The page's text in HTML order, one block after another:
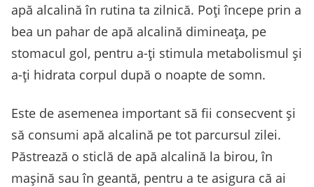
apă alcalină în rutina ta zilnică. Poți începe prin a
bea un pahar de apă alcalină dimineața, pe
stomacul gol, pentru a-ți stimula metabolismul și
a-ți hidrata corpul după o noapte de somn.
Este de asemenea important să fii consecvent și
să consumi apă alcalină pe tot parcursul zilei.
Păstrează o sticlă de apă alcalină la birou, în
mașină sau în geantă, pentru a te asigura că ai